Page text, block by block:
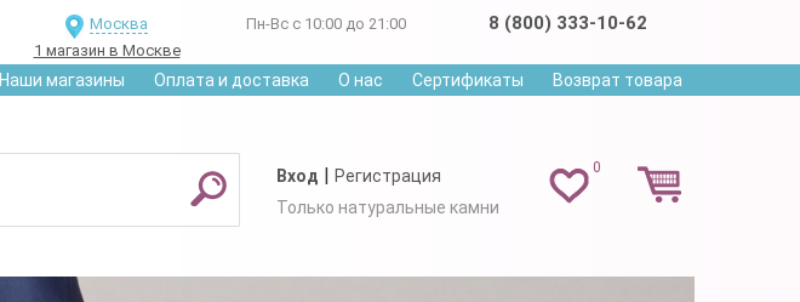
Москва
1 магазин в Москве
Пн-Вс с 10:00 до 21:00 8 (800) 333-10-62
Наши магазины Оплата и доставка О нас Сертификаты Возврат товара
0
Вход | Регистрация
Только натуральные камни